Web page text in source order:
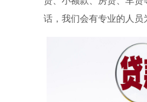
话，我们会有专业的人员